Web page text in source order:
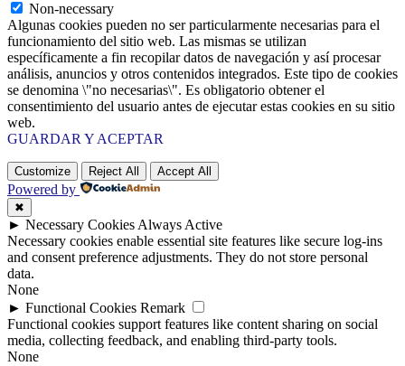
Non-necessary
Algunas cookies pueden no ser particularmente necesarias para el
funcionamiento del sitio web. Las mismas se utilizan
específicamente a fin recopilar datos de navegación y así procesar
análisis, anuncios y otros contenidos integrados. Este tipo de cookies
se denomina \"no necesarias\". Es obligatorio obtener el
consentimiento del usuario antes de ejecutar estas cookies en su sitio
web.
GUARDAR Y ACEPTAR
Customize Reject All Accept All
Powered by
✖
► Necessary Cookies Always Active
Necessary cookies enable essential site features like secure log-ins
and consent preference adjustments. They do not store personal
data.
None
► Functional Cookies Remark
Functional cookies support features like content sharing on social
media, collecting feedback, and enabling third-party tools.
None